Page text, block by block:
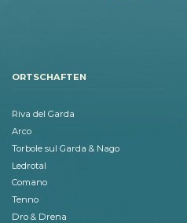
ORTSCHAFTEN
Riva del Garda
Arco
Torbole sul Garda & Nago
Ledrotal
Comano
Tenno
Dro & Drena